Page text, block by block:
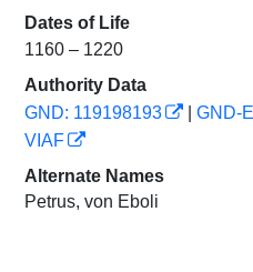
Dates of Life
1160 – 1220
Authority Data
GND: 119198193
GND-
VIAF
Alternate Names
Petrus, von Eboli